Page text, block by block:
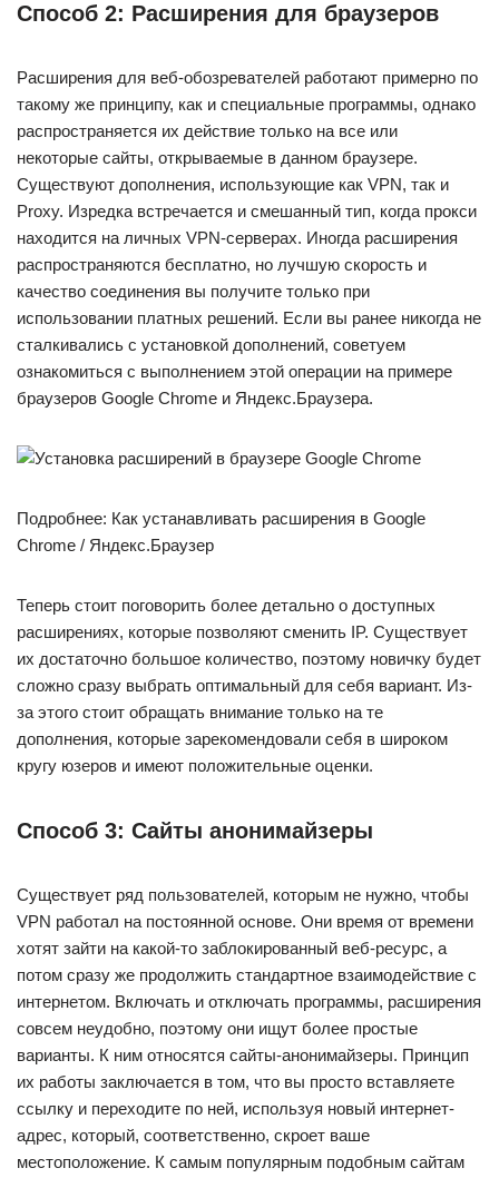
Способ 2: Расширения для браузеров
Расширения для веб-обозревателей работают примерно по
такому же принципу, как и специальные программы, однако
распространяется их действие только на все или
некоторые сайты, открываемые в данном браузере.
Существуют дополнения, использующие как VPN, так и
Proxy. Изредка встречается и смешанный тип, когда прокси
находится на личных VPN-серверах. Иногда расширения
распространяются бесплатно, но лучшую скорость и
качество соединения вы получите только при
использовании платных решений. Если вы ранее никогда не
сталкивались с установкой дополнений, советуем
ознакомиться с выполнением этой операции на примере
браузеров Google Chrome и Яндекс.Браузера.
Подробнее: Как устанавливать расширения в Google
Chrome / Яндекс.Браузер
Теперь стоит поговорить более детально о доступных
расширениях, которые позволяют сменить IP. Существует
их достаточно большое количество, поэтому новичку будет
сложно сразу выбрать оптимальный для себя вариант. Из-
за этого стоит обращать внимание только на те
дополнения, которые зарекомендовали себя в широком
кругу юзеров и имеют положительные оценки.
Способ 3: Сайты анонимайзеры
Существует ряд пользователей, которым не нужно, чтобы
VPN работал на постоянной основе. Они время от времени
хотят зайти на какой-то заблокированный веб-ресурс, а
потом сразу же продолжить стандартное взаимодействие с
интернетом. Включать и отключать программы, расширения
совсем неудобно, поэтому они ищут более простые
варианты. К ним относятся сайты-анонимайзеры. Принцип
их работы заключается в том, что вы просто вставляете
ссылку и переходите по ней, используя новый интернет-
адрес, который, соответственно, скроет ваше
местоположение. К самым популярным подобным сайтам